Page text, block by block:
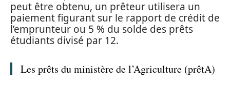
peut être obtenu, un prêteur utilisera un
paiement figurant sur le rapport de crédit de
l’emprunteur ou 5 % du solde des prêts
étudiants divisé par 12.
Les prêts du ministère de l’Agriculture (prêtA)